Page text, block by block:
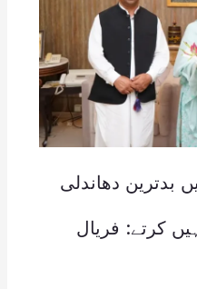
بدترین دھاندلی
کرتے: فریال